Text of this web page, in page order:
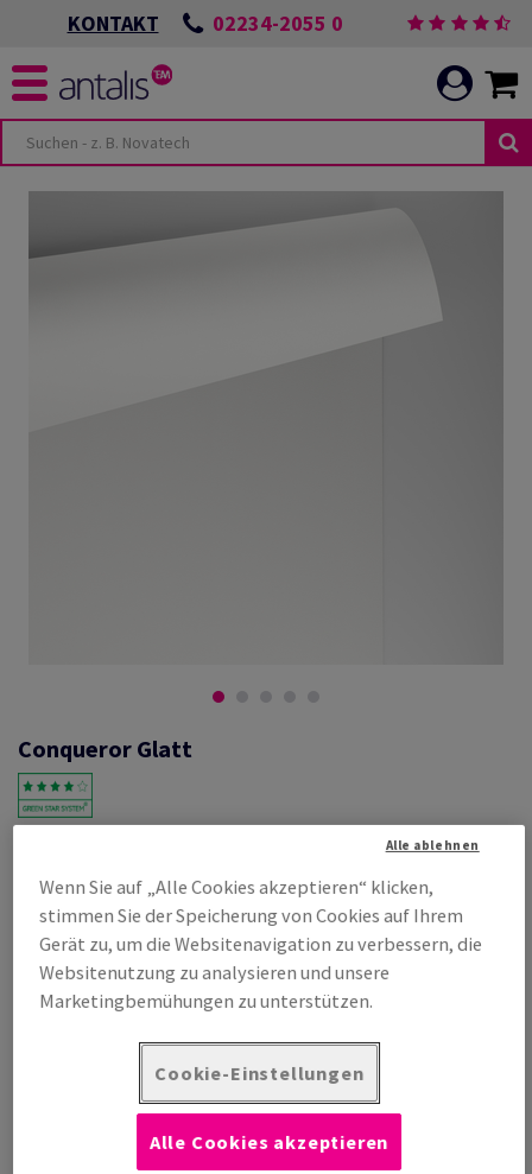
KONTAKT 02234-2055 0
Conqueror Glatt
Conqueror Glatt, high white, 120g/m2,, ohne Wasserzeichen,
woodfree ECF with 15% cotton, 165µm, 450mm x 640mm, SRA2, SB,
Paket zu 250 Bogen/Blatt, FSC Mix Credit
Produktinformation
Produkt weiterempfehlen
Listenpreis
Mengeneinheiten
Wenn Sie auf „Alle Cookies akzeptieren“ klicken,
stimmen Sie der Speicherung von Cookies auf Ihrem
Gerät zu, um die Websitenavigation zu verbessern, die
Websitenutzung zu analysieren und unsere
Marketingbemühungen zu unterstützen.
Cookie-Einstellungen
Alle ablehnen
Alle Cookies akzeptieren